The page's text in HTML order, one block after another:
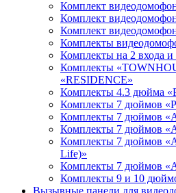
Комплект
Комплект
Комплект
Комплекты
Комплекты на 2 входа
Комплекты
«RESIDENCE»
Комплекты 4.3 дюйма
Комплекты 7 дюймов
Комплекты 7 дюймов
Комплекты 7 дюймов
Комплекты 7 дюймов
Life)»
Комплекты 7 дюймов
Комплекты 9 и 10
Вызывные панели для